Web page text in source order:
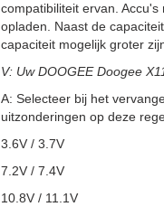
compatibiliteit ervan.
opladen. Naast de
capaciteit mogelijk groter
V: Uw DOOGEE Doogee
A: Selecteer bij het
uitzonderingen op deze
3.6V / 3.7V
7.2V / 7.4V
10.8V / 11.1V